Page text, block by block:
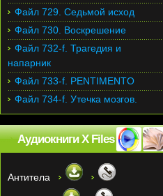
Файл 729. Седьмой исход
Файл 730. Воскрешение
Файл 732-f. Трагедия и
напарник
Файл 733-f. PENTIMENTO
Файл 734-f. Утечка мозгов.
Аудиокниги X Files
Антитела